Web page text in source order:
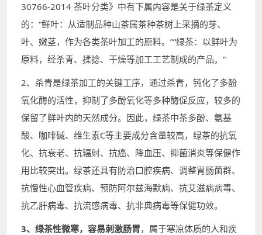
30766-2014 茶叶分类》中有下属内容是关于绿茶定义
的：“鲜叶：从适制品种山茶属茶种茶树上采摘的芽、
叶、嫩茎，作为各类茶叶加工的原料。”“绿茶：以鲜叶为
原料，经杀青、揉捻、干燥等加工工艺制成的产品。”
2、杀青是绿茶加工的关键工序，通过杀青，钝化了多酚
氧化酶的活性，抑制了多酚氧化等多种酶促反应，较多的
保留了鲜叶内的天然成分。因此，绿茶中茶多酚、氨基
酸、咖啡碱、维生素C等主要成分含量较高，绿茶的抗氧
化、抗衰老、抗辐射、抗癌、降血压、抑菌消炎等保健作
用比较突出。绿茶还具有防治口腔疾病、调整胃肠菌群、
抗慢性心血管疾病、预防阿尔兹海默病、抗艾滋病病毒、
抗乙肝病毒、抗流感病毒、抗非典病毒等保健功效。
3、绿茶性微寒，容易刺激肠胃，属于寒凉体质的人和疾